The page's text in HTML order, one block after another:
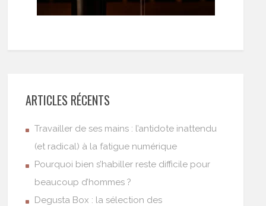
ARTICLES RÉCENTS
Travailler de ses mains : l’antidote inattendu
(et radical) à la fatigue numérique
Pourquoi bien s’habiller reste difficile pour
beaucoup d’hommes ?
Degusta Box : la sélection des